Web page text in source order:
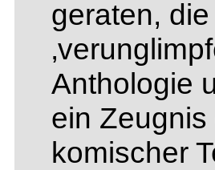
geraten, die
Anthologie
ein
komischer